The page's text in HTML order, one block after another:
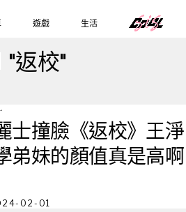
遊戲 生活
"返校"
士撞臉《返校》王
弟妹的顏值真是高啊
02-01